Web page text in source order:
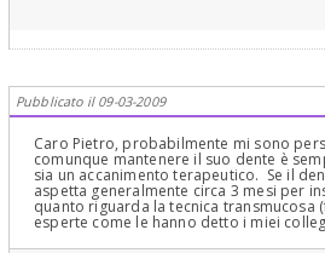
Pubblicato il 09-03-2009
Caro Pietro, probabilmente mi sono
comunque mantenere il suo dente è
sia un accanimento terapeutico. Se il
aspetta generalmente circa 3 mesi per
quanto riguarda la tecnica transmucosa
esperte come le hanno detto i miei